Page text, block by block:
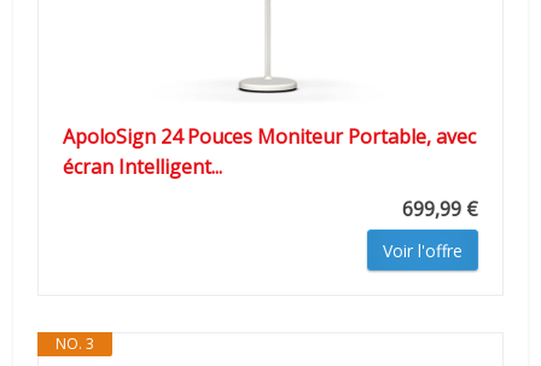
ApoloSign 24 Pouces Moniteur Portable, avec
écran Intelligent...
699,99 €
Voir l'offre
NO. 3